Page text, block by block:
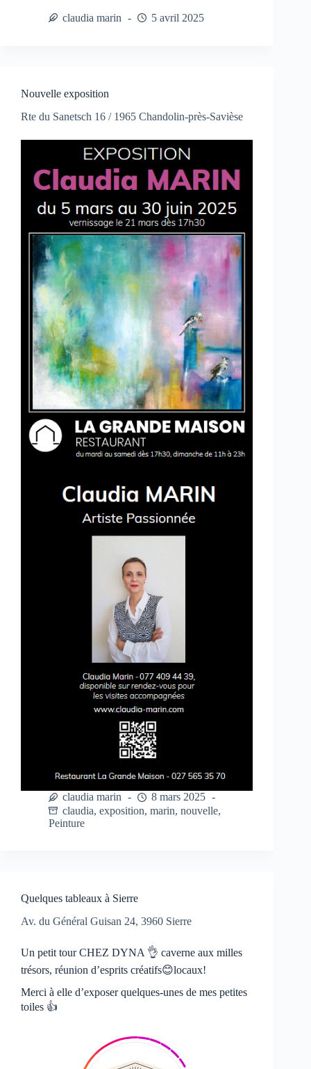
claudia marin 5 avril 2025
Nouvelle exposition
Rte du Sanetsch 16 / 1965 Chandolin-près-Savièse
claudia marin
8 mars 2025
claudia, exposition, marin, nouvelle,
Peinture
Quelques tableaux à Sierre
Av. du Général Guisan 24, 3960 Sierre
Un petit tour CHEZ DYNA 👌 caverne aux milles
trésors, réunion d’esprits créatifs😊locaux!
Merci à elle d’exposer quelques-unes de mes petites
toiles 👍